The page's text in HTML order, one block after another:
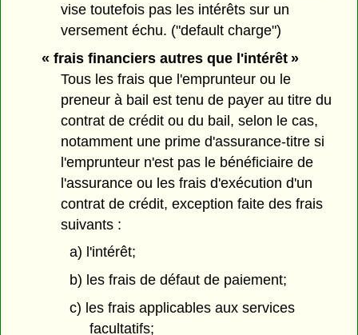
vise toutefois pas les intérêts sur un
versement échu. ("default charge")
« frais financiers autres que l'intérêt »
Tous les frais que l'emprunteur ou le
preneur à bail est tenu de payer au titre du
contrat de crédit ou du bail, selon le cas,
notamment une prime d'assurance-titre si
l'emprunteur n'est pas le bénéficiaire de
l'assurance ou les frais d'exécution d'un
contrat de crédit, exception faite des frais
suivants :
a) l'intérêt;
b) les frais de défaut de paiement;
c) les frais applicables aux services
facultatifs;